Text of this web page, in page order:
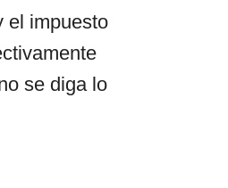
el impuesto
se diga lo